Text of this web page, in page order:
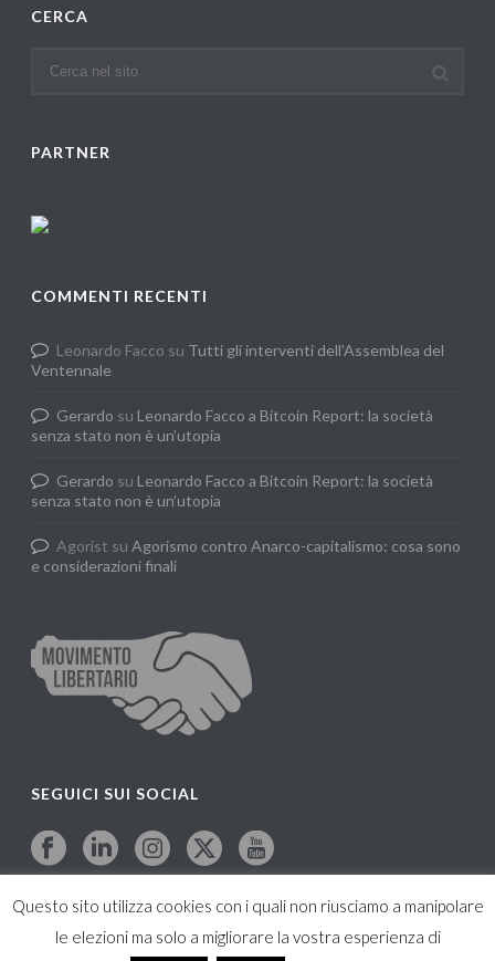
CERCA
PARTNER
COMMENTI RECENTI
Leonardo Facco su Tutti gli interventi dell’Assemblea del
Ventennale
Gerardo su Leonardo Facco a Bitcoin Report: la società
senza stato non è un’utopia
Gerardo su Leonardo Facco a Bitcoin Report: la società
senza stato non è un’utopia
Agorist suAgorismo contro Anarco-capitalismo: cosa sono
e considerazioni finali
SEGUICI SUI SOCIAL
Questo sito utilizza cookies con i quali non riusciamo a manipolare
le elezioni ma solo a migliorare la vostra esperienza di